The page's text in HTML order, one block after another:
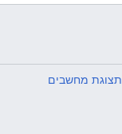
תצוגת מחשבים